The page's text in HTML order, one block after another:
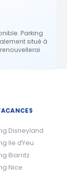
Parking
situé à
Disneyland
Ile d'Yeu
Biarritz
Nice